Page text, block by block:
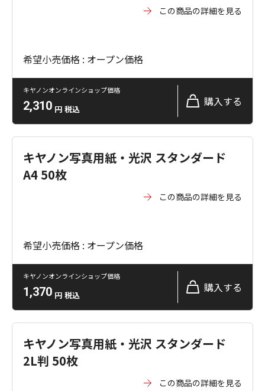
この商品の詳細を見る
希望小売価格 : オープン価格
キヤノンオンラインショップ価格
2,310 円 税込
購入する
キヤノン写真用紙・光沢 スタンダード
A4 50枚
この商品の詳細を見る
希望小売価格 : オープン価格
キヤノンオンラインショップ価格
1,370 円 税込
購入する
キヤノン写真用紙・光沢 スタンダード
2L判 50枚
この商品の詳細を見る